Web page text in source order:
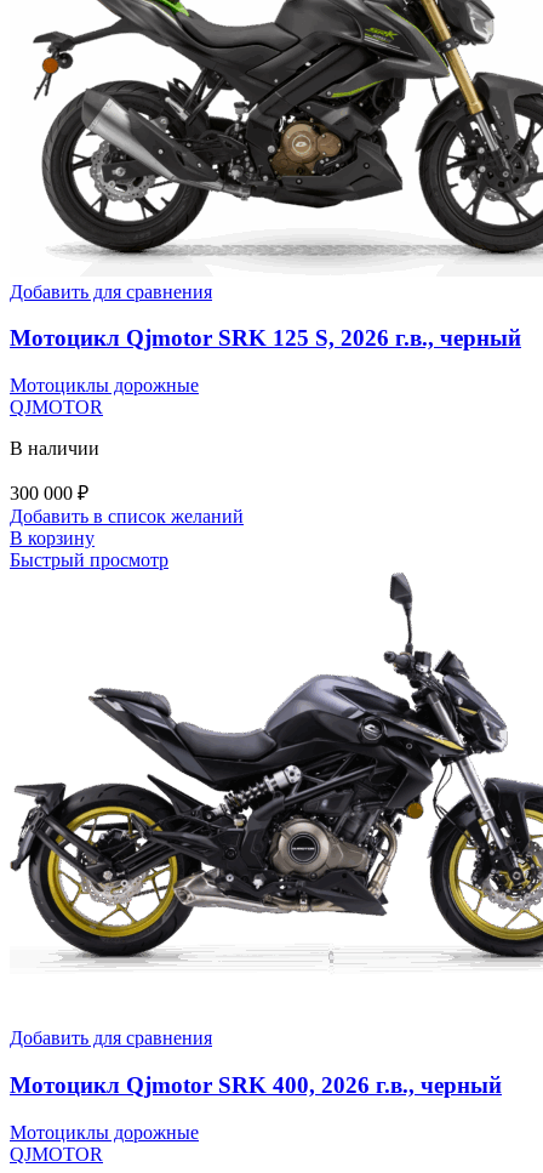
Добавить для сравнения
Мотоцикл Qjmotor SRK 125 S, 2026 г.в., черный
Мотоциклы дорожные
QJMOTOR
В наличии
300 000 ₽
Добавить в список желаний
В корзину
Быстрый просмотр
Добавить для сравнения
Мотоцикл Qjmotor SRK 400, 2026 г.в., черный
Мотоциклы дорожные
QJMOTOR